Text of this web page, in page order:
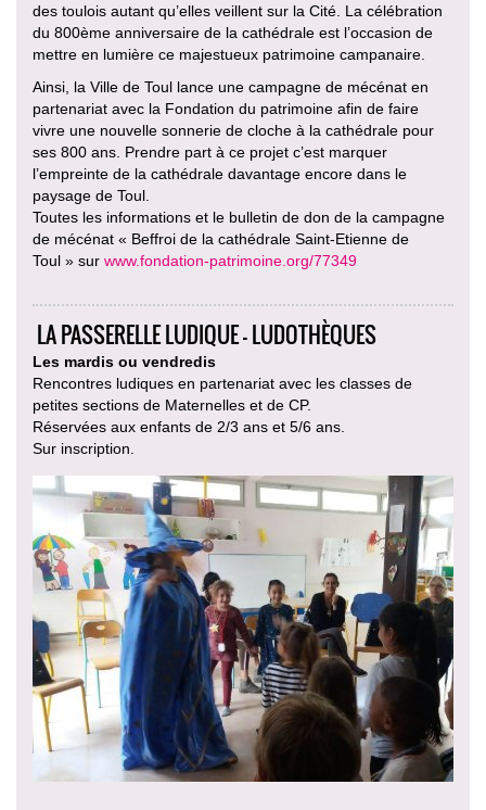
des toulois autant qu’elles veillent sur la Cité. La célébration
du 800ème anniversaire de la cathédrale est l’occasion de
mettre en lumière ce majestueux patrimoine campanaire.
Ainsi, la Ville de Toul lance une campagne de mécénat en
partenariat avec la Fondation du patrimoine afin de faire
vivre une nouvelle sonnerie de cloche à la cathédrale pour
ses 800 ans. Prendre part à ce projet c’est marquer
l’empreinte de la cathédrale davantage encore dans le
paysage de Toul.
Toutes les informations et le bulletin de don de la campagne
de mécénat « Beffroi de la cathédrale Saint-Etienne de
Toul » sur www.fondation-patrimoine.org/77349
LA PASSERELLE LUDIQUE - LUDOTHÈQUES
Les mardis ou vendredis
Rencontres ludiques en partenariat avec les classes de
petites sections de Maternelles et de CP.
Réservées aux enfants de 2/3 ans et 5/6 ans.
Sur inscription.